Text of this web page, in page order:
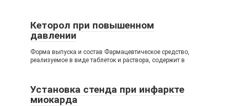
Кеторол при повышенном
давлении
Форма выпуска и состав Фармацевтическое средство,
реализуемое в виде таблеток и раствора, содержит в
Установка стенда при инфаркте
миокарда